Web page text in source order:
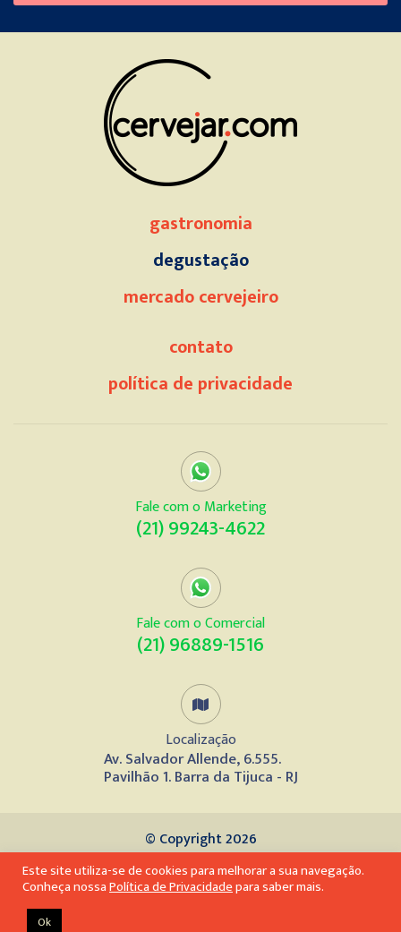
this
field
gastronomia
degustação
mercado cervejeiro
contato
política de privacidade
Fale com o Marketing
(21) 99243-4622
Fale com o Comercial
(21) 96889-1516
Localização
Av. Salvador Allende, 6.555.
Pavilhão 1. Barra da Tijuca - RJ
© Copyright 2026
Desenvolvido por
Este site utiliza-se de cookies para melhorar a sua navegação.
Conheça nossaPolítica de Privacidadepara saber mais.
Ok